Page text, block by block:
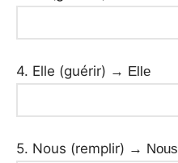
4. Elle (guérir) → Elle
5. Nous (remplir) → Nous